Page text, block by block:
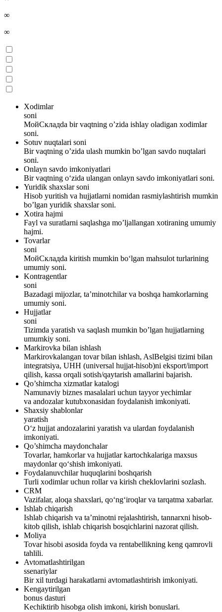
∞
∞
Xodimlar
soni
МойСкладda bir vaqtning o’zida ishlay oladigan xodimlar
soni.
Sotuv nuqtalari soni
Bir vaqtning o’zida ulash mumkin bo’lgan savdo nuqtalari
soni.
Onlayn savdo imkoniyatlari
Bir vaqtning o‘zida ulangan onlayn savdo imkoniyatlari soni.
Yuridik shaxslar soni
Hisob yuritish va hujjatlarni nomidan rasmiylashtirish mumkin
bo’lgan yuridik shaxslar soni.
Xotira hajmi
Fayl va suratlarni saqlashga mo’ljallangan xotiraning umumiy
hajmi.
Tovarlar
soni
МойСкладda kiritish mumkin bo‘lgan mahsulot turlarining
umumiy soni.
Kontragentlar
soni
Bazadagi mijozlar, ta’minotchilar va boshqa hamkorlarning
umumiy soni.
Hujjatlar
soni
Tizimda yaratish va saqlash mumkin bo’lgan hujjatlarning
umumkiy soni.
Markirovka bilan ishlash
Markirovkalangan tovar bilan ishlash, AslBelgisi tizimi bilan
integratsiya, UHH (universal hujjat-hisob)ni eksport/import
qilish, kassa orqali sotish/qaytarish amallarini bajarish.
Qo’shimcha xizmatlar katalogi
Namunaviy biznes masalalari uchun tayyor yechimlar
va andozalar kutubxonasidan foydalanish imkoniyati.
Shaxsiy shablonlar
yaratish
O‘z hujjat andozalarini yaratish va ulardan foydalanish
imkoniyati.
Qo’shimcha maydonchalar
Tovarlar, hamkorlar va hujjatlar kartochkalariga maxsus
maydonlar qo‘shish imkoniyati.
Foydalanuvchilar huquqlarini boshqarish
Turli xodimlar uchun rollar va kirish cheklovlarini sozlash.
CRM
Vazifalar, aloqa shaxslari, qo‘ng‘iroqlar va tarqatma xabarlar.
Ishlab chiqarish
Ishlab chiqarish va ta’minotni rejalashtirish, tannarxni hisob-
kitob qilish, ishlab chiqarish bosqichlarini nazorat qilish.
Moliya
Tovar hisobi asosida foyda va rentabellikning keng qamrovli
tahlili.
Avtomatlashtirilgan
ssenariylar
Bir xil turdagi harakatlarni avtomatlashtirish imkoniyati.
Kengaytirilgan
bonus dasturi
Kechiktirib hisobga olish imkoni, kirish bonuslari.